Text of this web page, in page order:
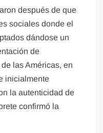
después de que
sociales donde el
dándose un
de
las Américas, en
inicialmente
la autenticidad de
confirmó la